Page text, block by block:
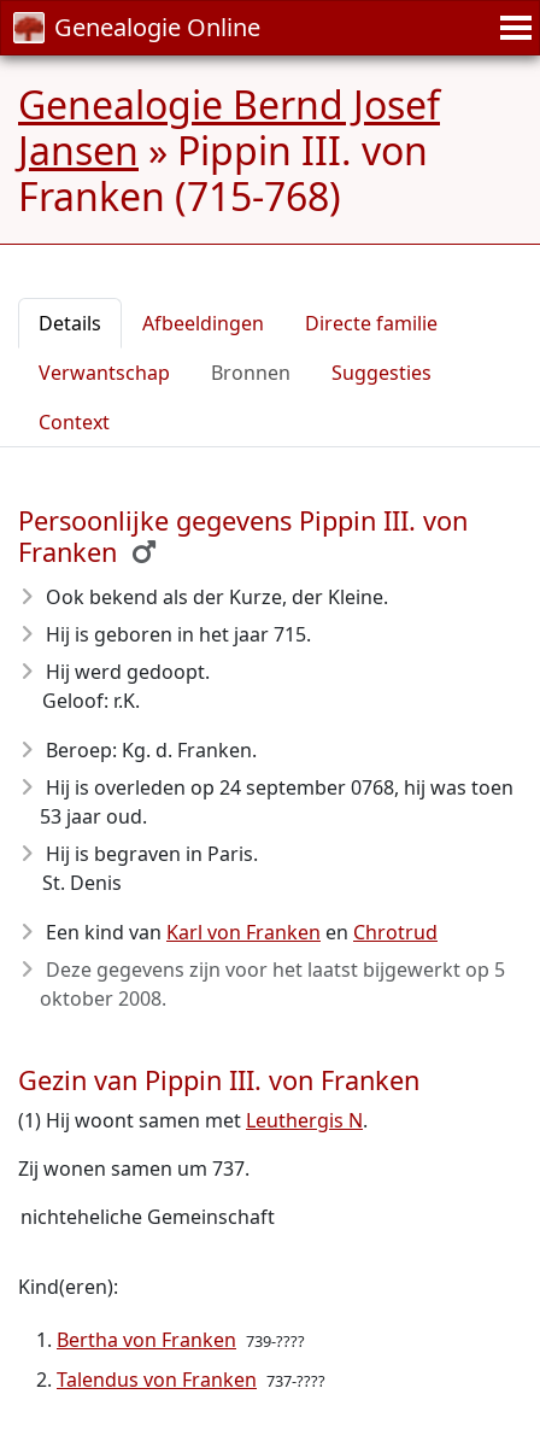
Genealogie Online
Genealogie Bernd Josef
Jansen » Pippin III. von
Franken (715-768)
Details Afbeeldingen
Directe familie
Verwantschap
Bronnen
Suggesties
Context
Persoonlijke gegevens Pippin III. von
Franken
Ook bekend als der Kurze, der Kleine.
Hij is geboren in het jaar 715.
Hij werd gedoopt.
Geloof: r.K.
Beroep: Kg. d. Franken.
Hij is overleden op 24 september 0768, hij was toen
53 jaar oud.
Hij is begraven in Paris.
St. Denis
Een kind van Karl von Franken en Chrotrud
Deze gegevens zijn voor het laatst bijgewerkt op 5
oktober 2008.
Gezin van Pippin III. von Franken
(1) Hij woont samen met Leuthergis N.
Zij wonen samen um 737.
nichteheliche Gemeinschaft
Kind(eren):
Bertha von Franken 739-????
Talendus von Franken 737-????